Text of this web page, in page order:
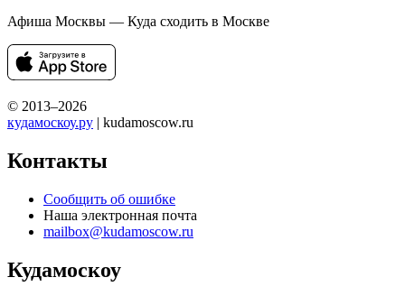
Афиша Москвы — Куда сходить в Москве
© 2013–2026
кудамоскоу.ру | kudamoscow.ru
Контакты
Сообщить об ошибке
Наша электронная почта
mailbox@kudamoscow.ru
Кудамоскоу